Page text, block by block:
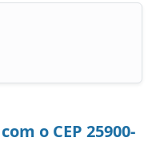
o CEP 25900-